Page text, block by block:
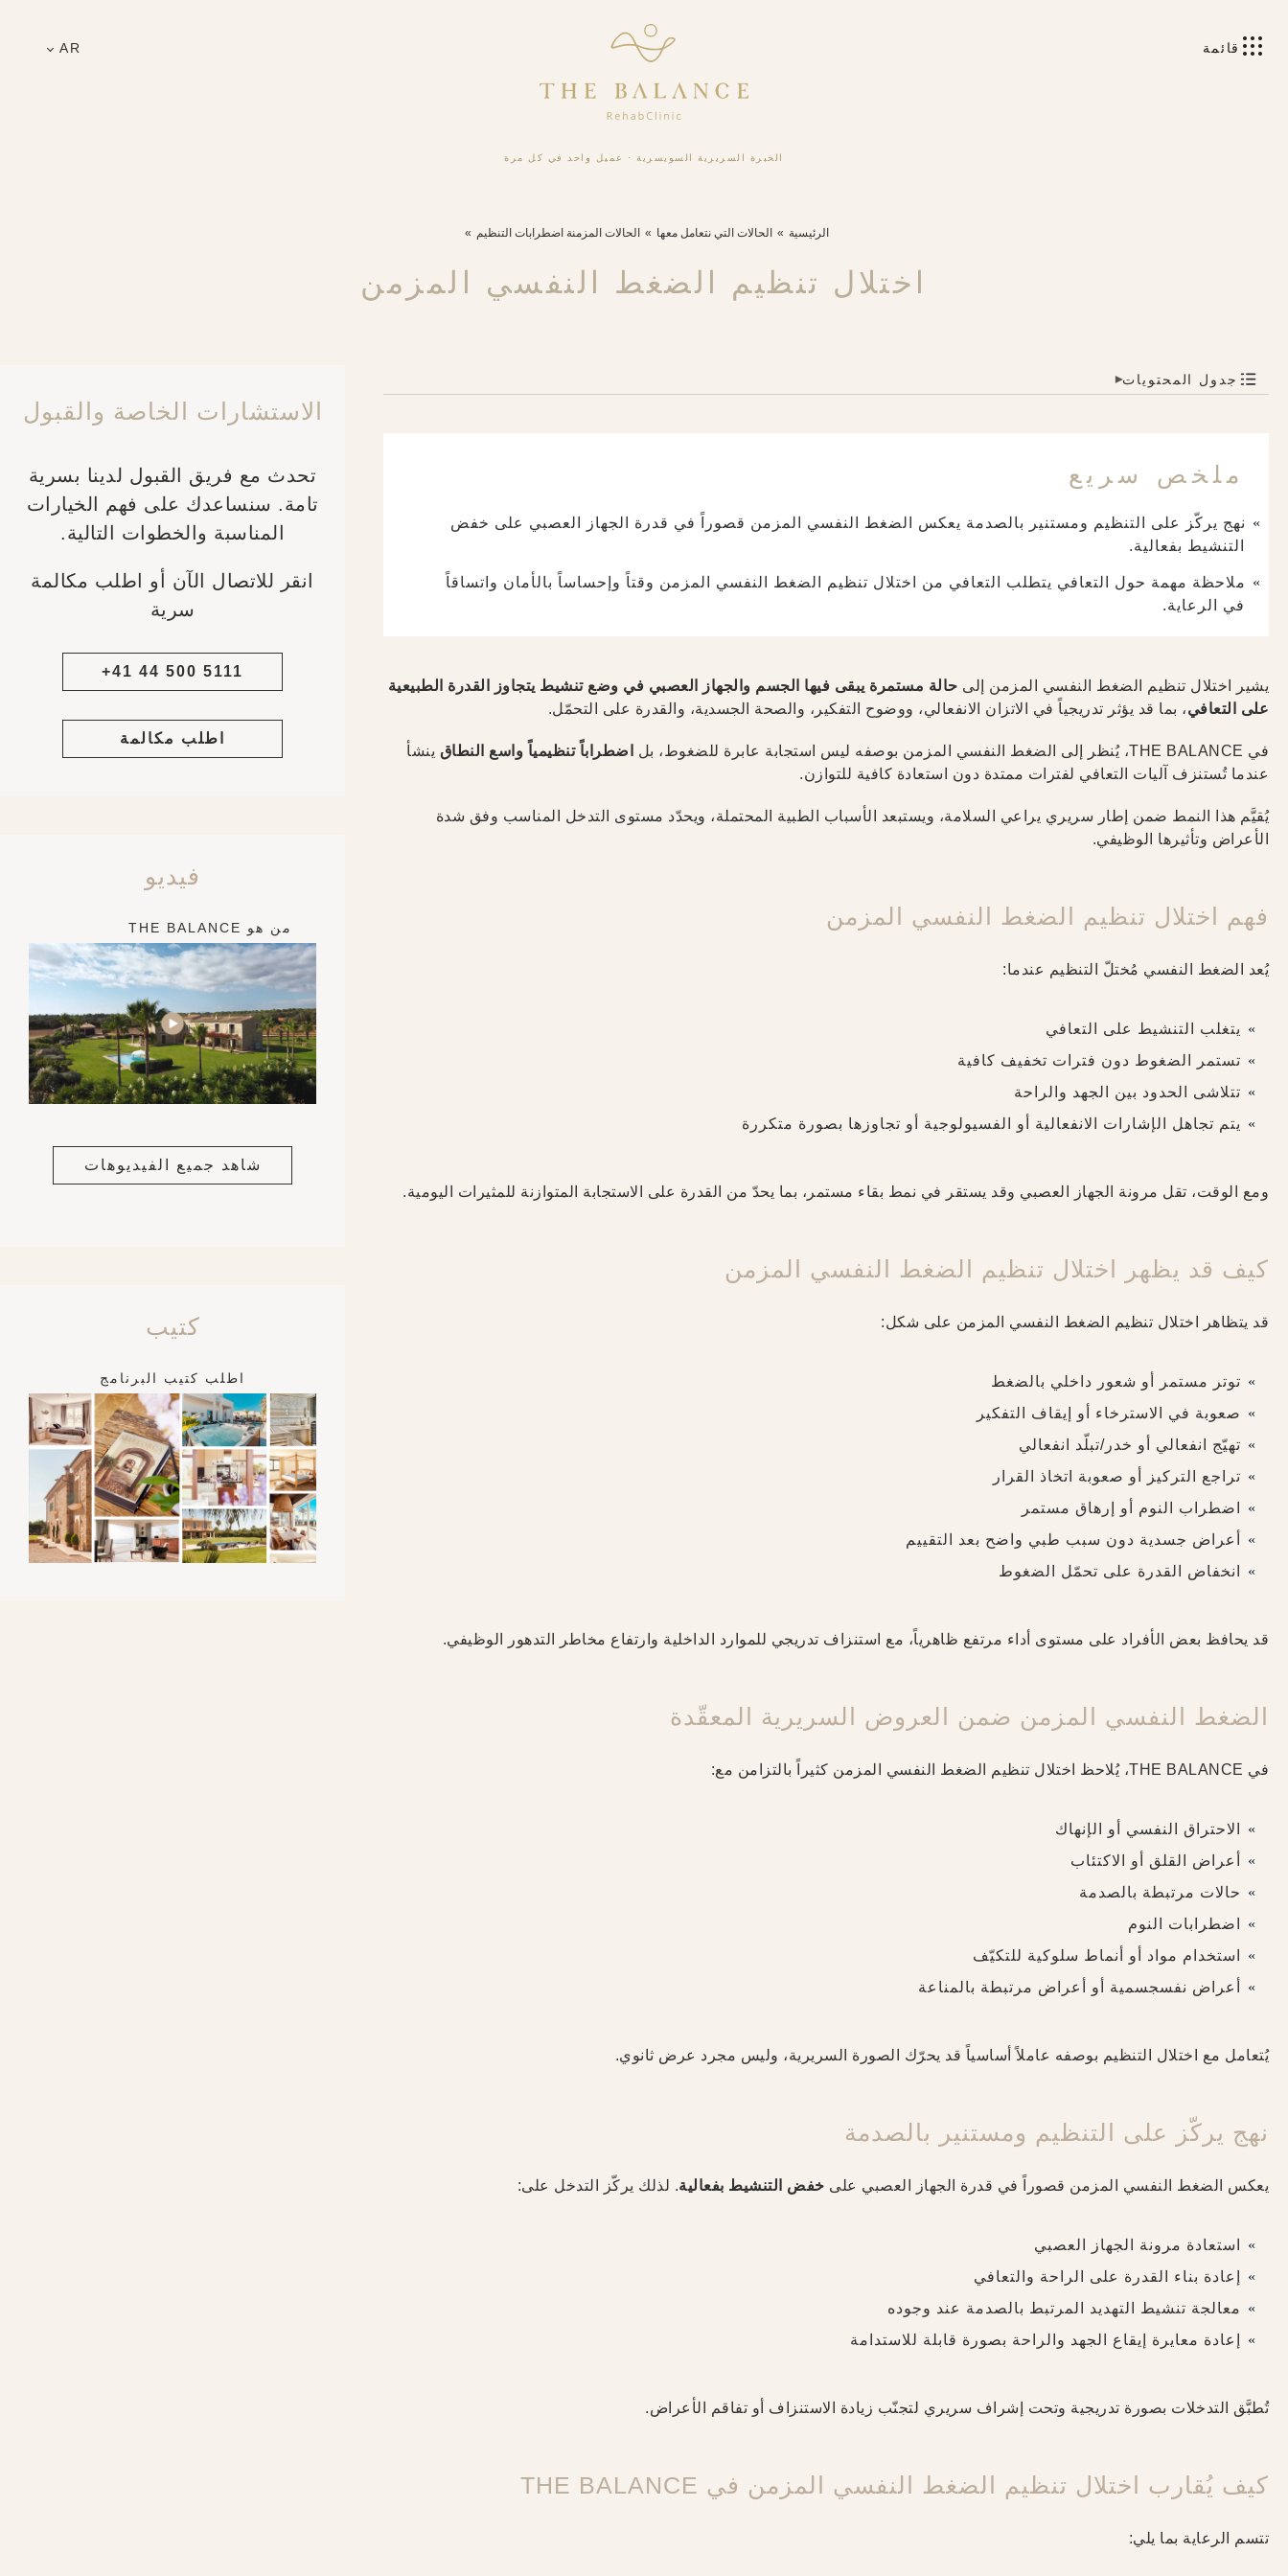
AR قائمة
الخبرة السريرية السويسرية · عميل واحد في كل مرة
الرئيسية الحالات التي نتعامل معها الحالات المزمنة اضطرابات التنظيم
اختلال تنظيم الضغط النفسي المزمن
جدول المحتويات▾
ملخص سريع
نهج يركّز على التنظيم ومستنير بالصدمة يعكس الضغط النفسي المزمن قصوراً في قدرة الجهاز العصبي على خفض
التنشيط بفعالية.
ملاحظة مهمة حول التعافي يتطلب التعافي من اختلال تنظيم الضغط النفسي المزمن وقتاً وإحساساً بالأمان واتساقاً
في الرعاية.
يشير اختلال تنظيم الضغط النفسي المزمن إلى حالة مستمرة يبقى فيها الجسم والجهاز العصبي في وضع تنشيط يتجاوز القدرة الطبيعية
على التعافي، بما قد يؤثر تدريجياً في الاتزان الانفعالي، ووضوح التفكير، والصحة الجسدية، والقدرة على التحمّل.
في THE BALANCE، يُنظر إلى الضغط النفسي المزمن بوصفه ليس استجابة عابرة للضغوط، بل اضطراباً تنظيمياً واسع النطاق ينشأ
عندما تُستنزف آليات التعافي لفترات ممتدة دون استعادة كافية للتوازن.
يُقيَّم هذا النمط ضمن إطار سريري يراعي السلامة، ويستبعد الأسباب الطبية المحتملة، ويحدّد مستوى التدخل المناسب وفق شدة
الأعراض وتأثيرها الوظيفي.
فهم اختلال تنظيم الضغط النفسي المزمن
يُعد الضغط النفسي مُختلّ التنظيم عندما:
يتغلب التنشيط على التعافي
تستمر الضغوط دون فترات تخفيف كافية
تتلاشى الحدود بين الجهد والراحة
يتم تجاهل الإشارات الانفعالية أو الفسيولوجية أو تجاوزها بصورة متكررة
ومع الوقت، تقل مرونة الجهاز العصبي وقد يستقر في نمط بقاء مستمر، بما يحدّ من القدرة على الاستجابة المتوازنة للمثيرات اليومية.
كيف قد يظهر اختلال تنظيم الضغط النفسي المزمن
قد يتظاهر اختلال تنظيم الضغط النفسي المزمن على شكل:
توتر مستمر أو شعور داخلي بالضغط
صعوبة في الاسترخاء أو إيقاف التفكير
تهيّج انفعالي أو خدر/تبلّد انفعالي
تراجع التركيز أو صعوبة اتخاذ القرار
اضطراب النوم أو إرهاق مستمر
أعراض جسدية دون سبب طبي واضح بعد التقييم
انخفاض القدرة على تحمّل الضغوط
قد يحافظ بعض الأفراد على مستوى أداء مرتفع ظاهرياً، مع استنزاف تدريجي للموارد الداخلية وارتفاع مخاطر التدهور الوظيفي.
الضغط النفسي المزمن ضمن العروض السريرية المعقّدة
في THE BALANCE، يُلاحظ اختلال تنظيم الضغط النفسي المزمن كثيراً بالتزامن مع:
الاحتراق النفسي أو الإنهاك
أعراض القلق أو الاكتئاب
حالات مرتبطة بالصدمة
اضطرابات النوم
استخدام مواد أو أنماط سلوكية للتكيّف
أعراض نفسجسمية أو أعراض مرتبطة بالمناعة
يُتعامل مع اختلال التنظيم بوصفه عاملاً أساسياً قد يحرّك الصورة السريرية، وليس مجرد عرض ثانوي.
نهج يركّز على التنظيم ومستنير بالصدمة
يعكس الضغط النفسي المزمن قصوراً في قدرة الجهاز العصبي على خفض التنشيط بفعالية. لذلك يركّز التدخل على:
استعادة مرونة الجهاز العصبي
إعادة بناء القدرة على الراحة والتعافي
معالجة تنشيط التهديد المرتبط بالصدمة عند وجوده
إعادة معايرة إيقاع الجهد والراحة بصورة قابلة للاستدامة
تُطبَّق التدخلات بصورة تدريجية وتحت إشراف سريري لتجنّب زيادة الاستنزاف أو تفاقم الأعراض.
كيف يُقارب اختلال تنظيم الضغط النفسي المزمن في THE BALANCE
تتسم الرعاية بما يلي:
الاستشارات الخاصة والقبول
تحدث مع فريق القبول لدينا بسرية
تامة. سنساعدك على فهم الخيارات
المناسبة والخطوات التالية.
انقر للاتصال الآن أو اطلب مكالمة
سرية
+41 44 500 5111
اطلب مكالمة
فيديو
من هو THE BALANCE
شاهد جميع الفيديوهات
كتيب
اطلب كتيب البرنامج